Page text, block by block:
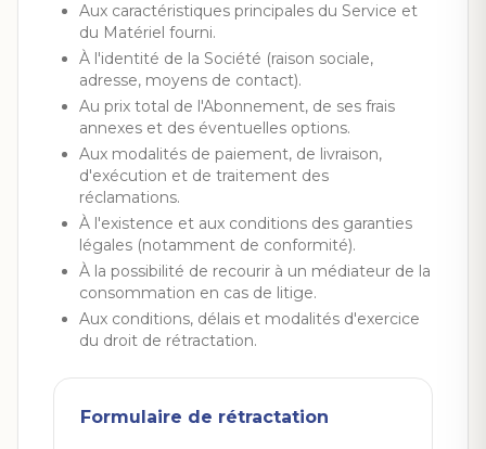
Aux caractéristiques principales du Service et
du Matériel fourni.
À l'identité de la Société (raison sociale,
adresse, moyens de contact).
Au prix total de l'Abonnement, de ses frais
annexes et des éventuelles options.
Aux modalités de paiement, de livraison,
d'exécution et de traitement des
réclamations.
À l'existence et aux conditions des garanties
légales (notamment de conformité).
À la possibilité de recourir à un médiateur de la
consommation en cas de litige.
Aux conditions, délais et modalités d'exercice
du droit de rétractation.
Formulaire de rétractation